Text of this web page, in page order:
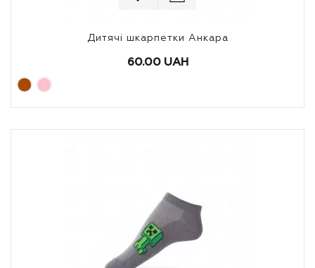
Дитячі шкарпетки Анкара
60.00 UAH